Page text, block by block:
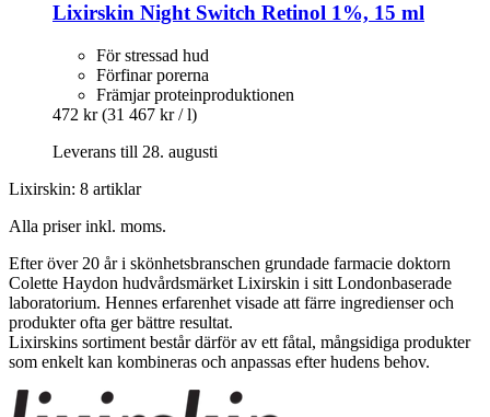
Lixirskin Night Switch Retinol 1%, 15 ml
För stressad hud
Förfinar porerna
Främjar proteinproduktionen
472 kr (31 467 kr / l)
Leverans till 28. augusti
Lixirskin: 8 artiklar
Alla priser inkl. moms.
Efter över 20 år i skönhetsbranschen grundade farmacie doktorn
Colette Haydon hudvårdsmärket Lixirskin i sitt Londonbaserade
laboratorium. Hennes erfarenhet visade att färre ingredienser och
produkter ofta ger bättre resultat.
Lixirskins sortiment består därför av ett fåtal, mångsidiga produkter
som enkelt kan kombineras och anpassas efter hudens behov.